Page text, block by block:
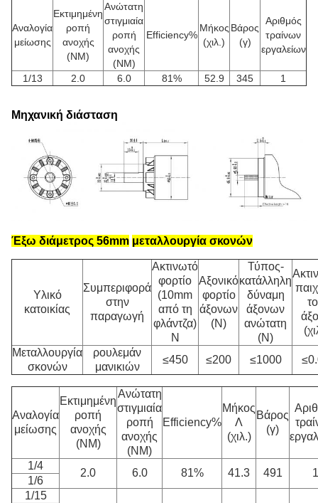
Αναλογία
μείωσης
Εκτιμημένη
ροπή
ανοχής
(NM)
Ανώτατη
στιγμιαία
ροπή
ανοχής
(NM)
Efficiency%
Μήκος
(χιλ.)
Βάρος
(γ)
Αριθμός
τραίνων
εργαλείων
1/13 2.0 6.0 81% 52.9 345 1
Μηχανική διάσταση
Έξω διάμετρος 56mm μεταλλουργία σκονών
Υλικό
κατοικίας
Συμπεριφορά
στην
παραγωγή
Ακτινωτό
φορτίο
(10mm
από τη
φλάντζα)
Ν
Αξονικό
φορτίο
άξονων
(Ν)
Τύπος-
κατάλληλη
δύναμη
άξονων
ανώτατη
(Ν)
Μεταλλουργία
σκονών
ρουλεμάν
μανικιών
≤450 ≤200 ≤1000
Αναλογία
μείωσης
Εκτιμημένη
ροπή
ανοχής
(NM)
Ανώτατη
στιγμιαία
ροπή
ανοχής
(NM)
Efficiency%
Μήκος
Λ
(χιλ.)
Βάρος
(γ)
1/4
2.0 6.0 81% 41.3 491 1
1/6
1/15